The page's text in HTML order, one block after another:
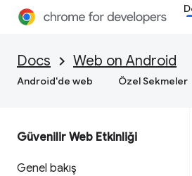
Docs Web on Android
Android'de web Özel Sekmeler
Güvenilir Web Etkinliği
Genel bakış